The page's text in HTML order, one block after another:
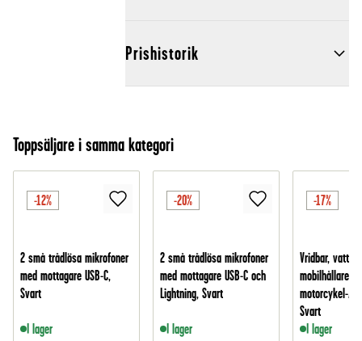
Prishistorik
Toppsäljare i samma kategori
-12%
2 små trådlösa mikrofoner
med mottagare USB-C,
Svart
I lager
-20%
2 små trådlösa mikrofoner
med mottagare USB-C och
Lightning, Svart
I lager
-17%
Vridbar,
mobilhållare
motorcykel-/
Svart
I lager